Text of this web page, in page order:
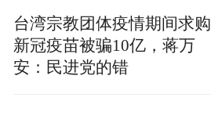
台湾宗教团体疫情期间求购
新冠疫苗被骗10亿，蒋万
安：民进党的错